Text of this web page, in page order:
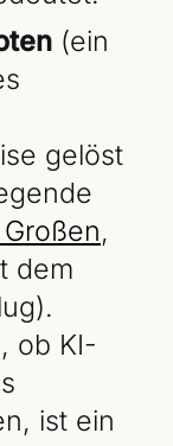
(ein
gelöst
,
dem
ob KI-
ist ein